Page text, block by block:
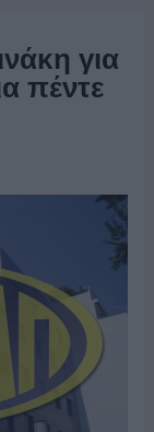
για
πέντε